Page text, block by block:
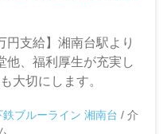
円支給】湘南台駅より
他、福利厚生が充実し
大切にします。
ブルーライン 湘南台 / 介